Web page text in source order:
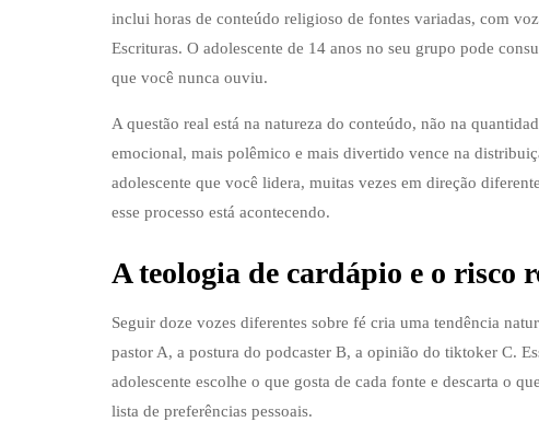
inclui horas de conteúdo religioso de fontes variadas, com
Escrituras. O adolescente de 14 anos no seu grupo pode
que você nunca ouviu.
A questão real está na natureza do conteúdo, não na
emocional, mais polêmico e mais divertido vence na
adolescente que você lidera, muitas vezes em direção
esse processo está acontecendo.
A teologia de cardápio e o risco
Seguir doze vozes diferentes sobre fé cria uma tendência
pastor A, a postura do podcaster B, a opinião do tiktoker C.
adolescente escolhe o que gosta de cada fonte e descarta o
lista de preferências pessoais.